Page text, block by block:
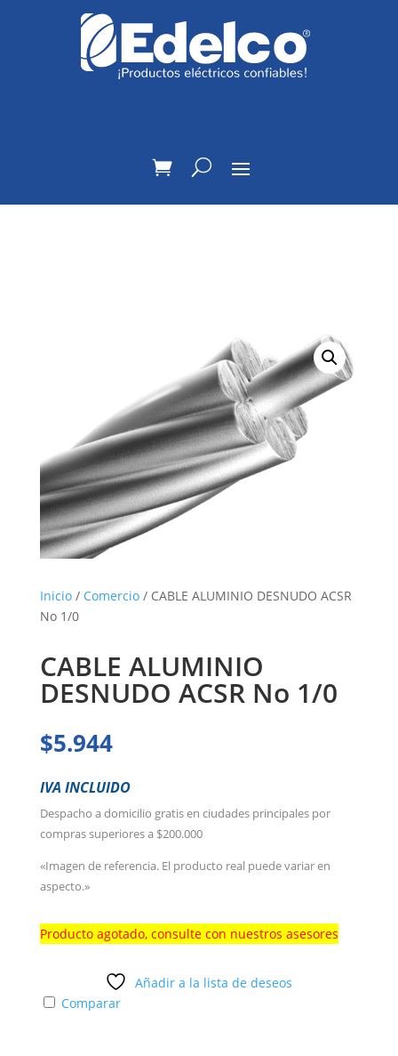
Inicio/ Comercio/ CABLE ALUMINIO DESNUDO ACSR
No 1/0
CABLE ALUMINIO
DESNUDO ACSR No 1/0
$5.944
IVA INCLUIDO
Despacho a domicilio gratis en ciudades principales por
compras superiores a $200.000
«Imagen de referencia. El producto real puede variar en
aspecto.»
Producto agotado, consulte con nuestros asesores
Añadir a la lista de deseos
Comparar